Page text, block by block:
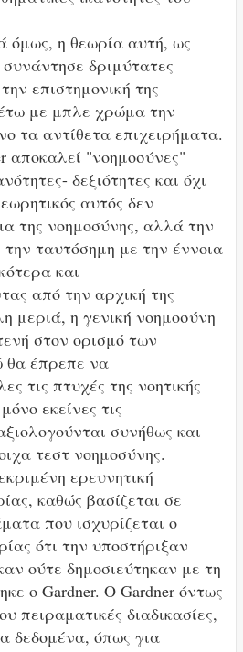
όμως, η θεωρία αυτή, ως
δριμύτατες
επιστημονική της
με μπλε χρώμα την
τα αντίθετα επιχειρήματα.
αποκαλεί "νοημοσύνες"
δεξιότητες και όχι
αυτός δεν
της νοημοσύνης, αλλά την
ταυτόσημη με την έννοια
και
από την αρχική της
μεριά, η γενική νοημοσύνη
στον ορισμό των
θα έπρεπε να
τις πτυχές της νοητικής
εκείνες τις
συνήθως και
τεστ νοημοσύνης.
ερευνητική
καθώς βασίζεται σε
που ισχυρίζεται ο
ότι την υποστήριξαν
ούτε δημοσιεύτηκαν με τη
ο Gardner. Ο Gardner όντως
πειραματικές διαδικασίες,
δεδομένα, όπως για